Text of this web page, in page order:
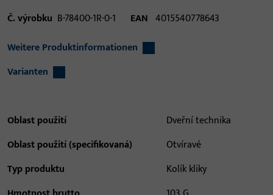
Č. výrobku B-78400-1R-0-1 EAN 4015540778643
Weitere Produktinformationen
Varianten
Oblast použití
Dveřní technika
Oblast použití (specifikovaná)
Otvíravé
Typ produktu
Kolík kliky